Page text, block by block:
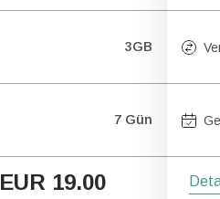
3GB
7 Gün
EUR 19.00